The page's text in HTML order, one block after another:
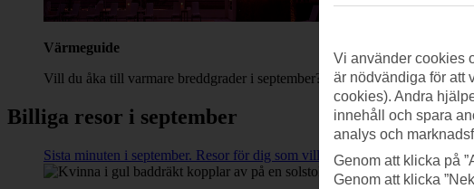
Värmeguide
Vill du åka till varmare breddgrader i september? Använd vår värmeguide
Billiga resor i september
Sista minuten i september. Resor för dig som vill komma iväg snart!
Vi använder cookies
är nödvändiga för att
cookies). Andra
innehåll och spara
analys och
Genom att klicka på
Genom att klicka